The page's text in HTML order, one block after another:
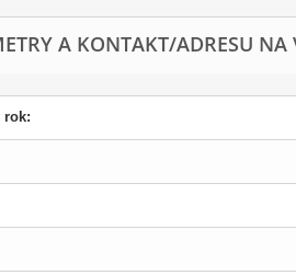
A KONTAKT/ADRESU NA
rok: